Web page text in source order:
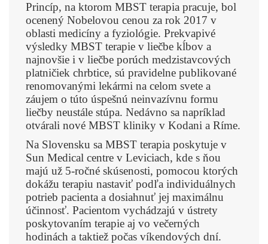
Princíp, na ktorom MBST terapia pracuje, bol
ocenený Nobelovou cenou za rok 2017 v
oblasti medicíny a fyziológie. Prekvapivé
výsledky MBST terapie v liečbe kĺbov a
najnovšie i v liečbe porúch medzistavcových
platničiek chrbtice, sú pravidelne publikované
renomovanými lekármi na celom svete a
záujem o túto úspešnú neinvazívnu formu
liečby neustále stúpa. Nedávno sa napríklad
otvárali nové MBST kliniky v Kodani a Ríme.
Na Slovensku sa MBST terapia poskytuje v
Sun Medical centre v Leviciach, kde s ňou
majú už 5-ročné skúsenosti, pomocou ktorých
dokážu terapiu nastaviť podľa individuálnych
potrieb pacienta a dosiahnuť jej maximálnu
účinnosť. Pacientom vychádzajú v ústrety
poskytovaním terapie aj vo večerných
hodinách a taktiež počas víkendových dní.